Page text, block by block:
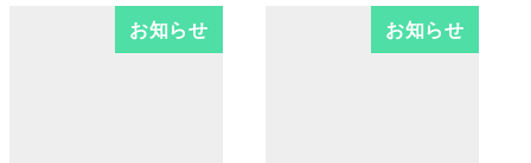
お知らせ お知らせ